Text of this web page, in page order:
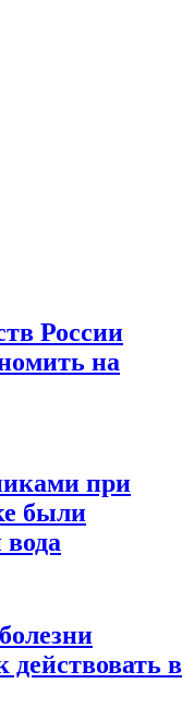
России
на
при
были
действовать в